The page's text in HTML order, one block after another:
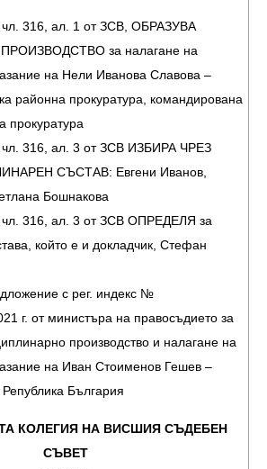
чл. 316, ал. 1 от ЗСВ, ОБРАЗУВА
за налагане на
на Нели Иванова Славова –
районна прокуратура, командирована
прокуратура
чл. 316, ал. 3 от ЗСВ ИЗБИРА ЧРЕЗ
СЪСТАВ: Евгени Иванов,
Бошнакова
чл. 316, ал. 3 от ЗСВ ОПРЕДЕЛЯ за
който е и докладчик, Стефан
с рег. индекс №
г. от министъра на правосъдието за
производство и налагане на
на Иван Стоименов Гешев –
България
КОЛЕГИЯ НА ВИСШИЯ СЪДЕБЕН
СЪВЕТ